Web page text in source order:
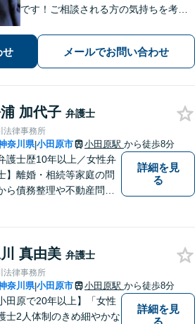
です！ご相談される方の気持ちを考え
して頼んで良かったと思われる、そう
いう弁護士でいようと日々努めていま
す。 まずはご相談ください。
せ メールでお問い合わせ
加代子 弁護士
法律事務所
奈川県|小田原市 小田原駅 から徒歩8分
護士歴10年以上／女性弁
】離婚・相続等家庭の問
ら債務整理や不動産問題
決方法を提案できるよう
ます。【小田原駅8分／子
相談可】お気軽にご相談
さい。
詳細を見
る
真由美 弁護士
法律事務所
奈川県|小田原市 小田原駅 から徒歩8分
田原で20年以上】「女性
士2人体制のきめ細やかな
詳細を見
る